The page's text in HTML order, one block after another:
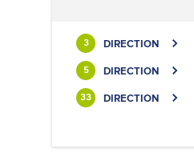
3 DIRECTION
5 DIRECTION
33 DIRECTION